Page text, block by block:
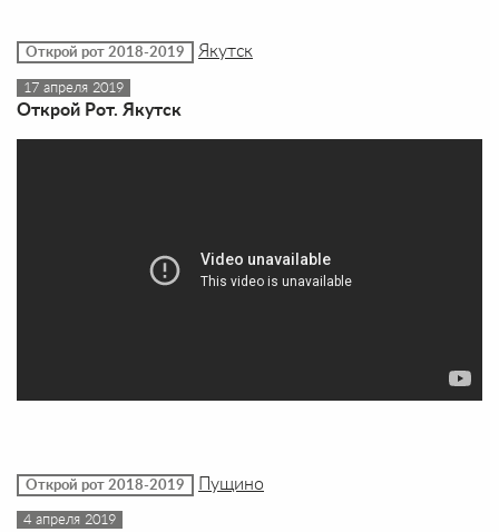
Открой рот 2018-2019 Якутск
17 апреля 2019
Открой Рот. Якутск
Открой рот 2018-2019 Пущино
4 апреля 2019